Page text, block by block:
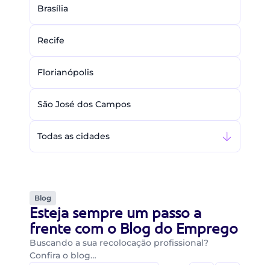
Brasília
Recife
Florianópolis
São José dos Campos
Todas as cidades
Blog
Esteja sempre um passo a
frente com o Blog do Emprego
Buscando a sua recolocação profissional?
Confira o blog…